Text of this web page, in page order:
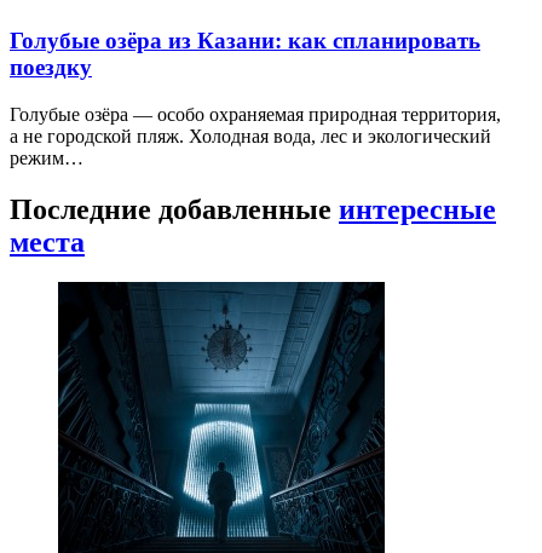
Голубые озёра из Казани: как спланировать
поездку
Голубые озёра — особо охраняемая природная территория,
а не городской пляж. Холодная вода, лес и экологический
режим…
Последние добавленные интересные
места